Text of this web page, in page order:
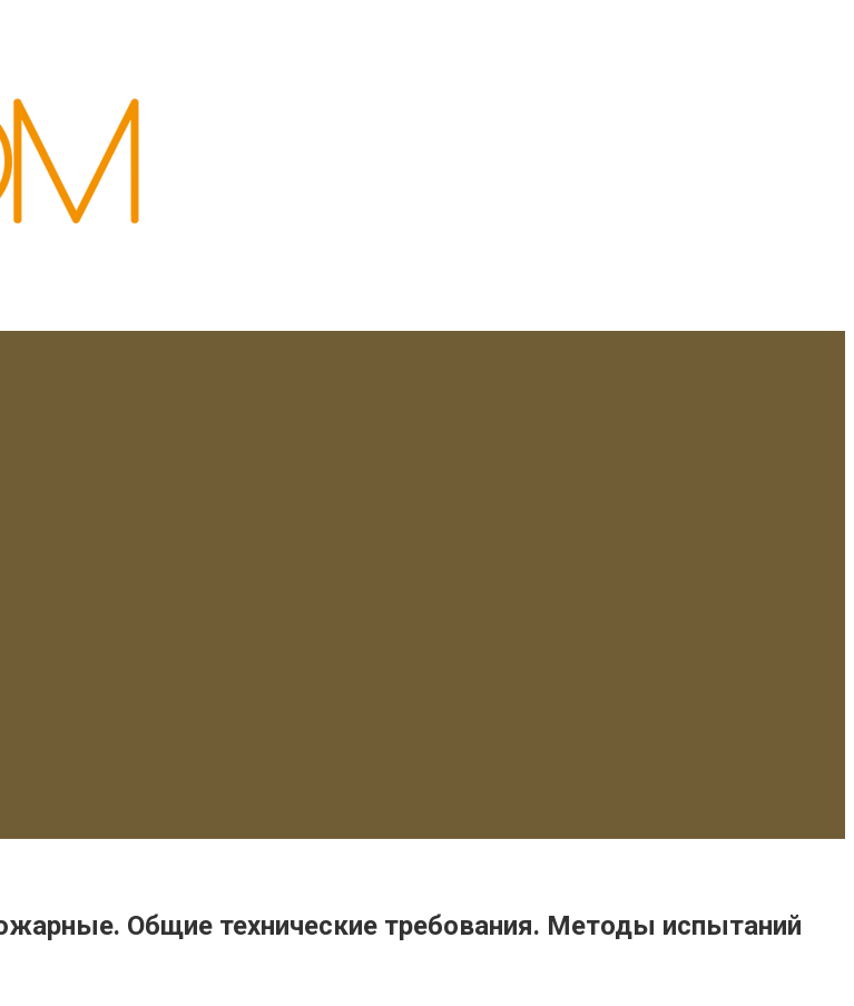
Общие технические требования. Методы испытаний